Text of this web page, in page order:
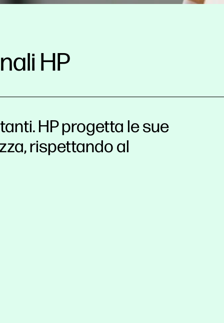
HP
HP progetta le sue
rispettando al